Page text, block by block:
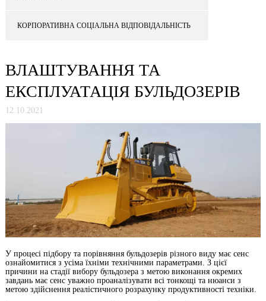
КОРПОРАТИВНА СОЦІАЛЬНА ВІДПОВІДАЛЬНІСТЬ
ВЛАШТУВАННЯ ТА
ЕКСПЛУАТАЦІЯ БУЛЬДОЗЕРІВ
12.10.2021
У процесі підбору та порівняння бульдозерів різного виду має сенс
ознайомитися з усіма їхніми технічними параметрами. З цієї
причини на стадії вибору бульдозера з метою виконання окремих
завдань має сенс уважно проаналізувати всі тонкощі та нюанси з
метою здійснення реалістичного розрахунку продуктивності техніки.